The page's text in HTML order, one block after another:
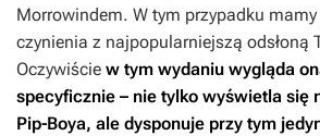
Morrowindem. W tym przypadku
czynienia z najpopularniejszą odsłoną
Oczywiście w tym wydaniu wygląda
specyficznie – nie tylko wyświetla się
Pip-Boya, ale dysponuje przy tym